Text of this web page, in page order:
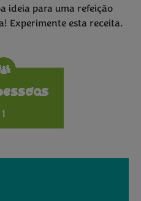
ideia para uma refeição
Experimente esta receita.
Specifications
1